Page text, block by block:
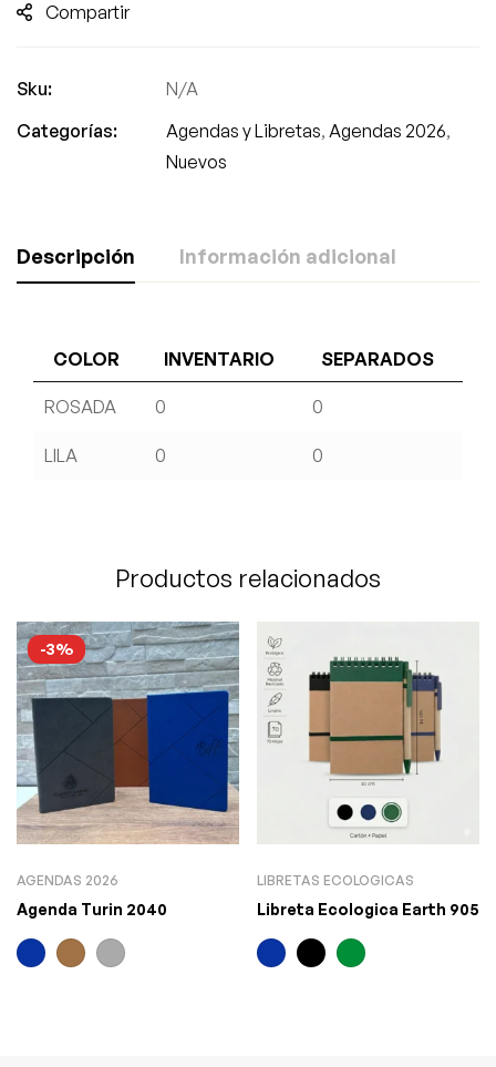
Compartir
Sku:
N/A
Categorías:
Agendas y Libretas, Agendas 2026,
Nuevos
Descripción Información adicional
COLOR INVENTARIO SEPARADOS
ROSADA 0 0
LILA 0 0
Productos relacionados
-3%
AGENDAS 2026
Agenda Turin 2040
LIBRETAS ECOLOGICAS
Libreta Ecologica Earth 905